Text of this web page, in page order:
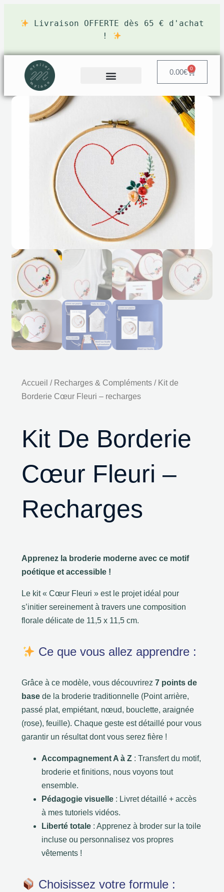
Livraison OFFERTE dès 65 € d'achat
!
0.00€ 0
Accueil / Recharges & Compléments / Kit de
Borderie Cœur Fleuri – recharges
Kit De Borderie
Cœur Fleuri –
Recharges
Apprenez la broderie moderne avec ce motif
poétique et accessible !
Le kit « Cœur Fleuri » est le projet idéal pour
s’initier sereinement à travers une composition
florale délicate de 11,5 x 11,5 cm.
Ce que vous allez apprendre :
Grâce à ce modèle, vous découvrirez 7 points de
base de la broderie traditionnelle (Point arrière,
passé plat, empiétant, nœud, bouclette, araignée
(rose), feuille). Chaque geste est détaillé pour vous
garantir un résultat dont vous serez fière !
Accompagnement A à Z : Transfert du motif,
broderie et finitions, nous voyons tout
ensemble.
Pédagogie visuelle : Livret détaillé + accès
à mes tutoriels vidéos.
Liberté totale : Apprenez à broder sur la toile
incluse ou personnalisez vos propres
vêtements !
Choisissez votre formule :